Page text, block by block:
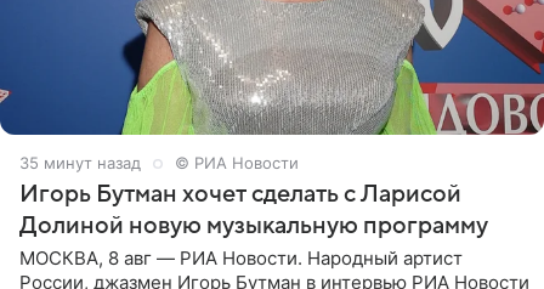
36 минут назад © РИА Новости
Игорь Бутман хочет сделать с Ларисой
Долиной новую музыкальную программу
МОСКВА, 8 авг — РИА Новости. Народный артист
России, джазмен Игорь Бутман в интервью РИА Новости